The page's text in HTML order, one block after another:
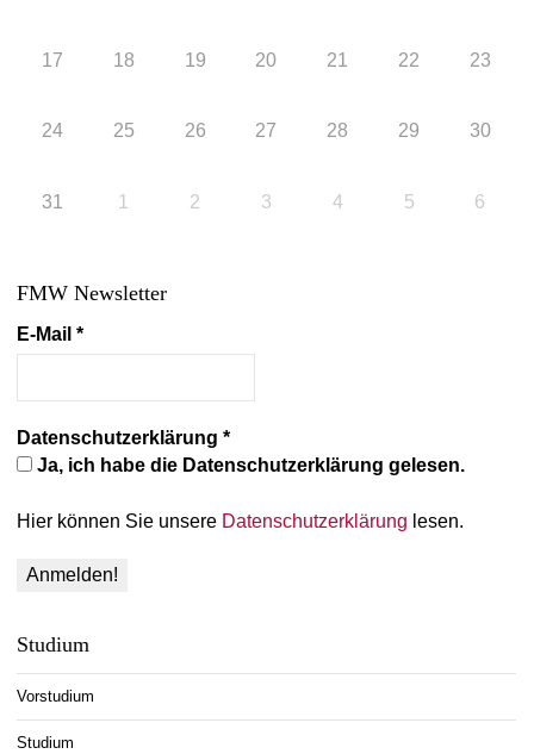
17 18 19 20 21 22 23
24 25 26 27 28 29 30
31 1 2 3 4 5 6
FMW Newsletter
E-Mail *
Datenschutzerklärung *
Ja, ich habe die Datenschutzerklärung gelesen.
Hier können Sie unsere Datenschutzerklärung lesen.
Studium
Vorstudium
Studium